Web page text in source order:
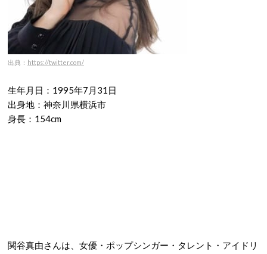
出典： https://twitter.com/
生年月日：1995年7月31日
出身地：神奈川県横浜市
身長：154cm
関谷真由さんは、女優・ポップシンガー・タレント・アイドリ